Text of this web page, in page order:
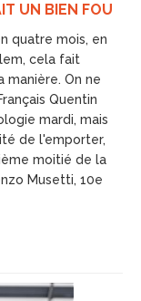
UN BIEN FOU
quatre mois, en
cela fait
On ne
Quentin
mardi, mais
de l'emporter,
moitié de la
Musetti, 10e